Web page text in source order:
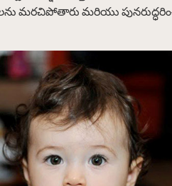
మరచిపోతారు మరియు